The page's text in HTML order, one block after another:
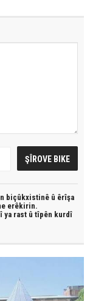
biçûkxistinê û êrîşa
erêkirin.
ya rast û tîpên kurdî